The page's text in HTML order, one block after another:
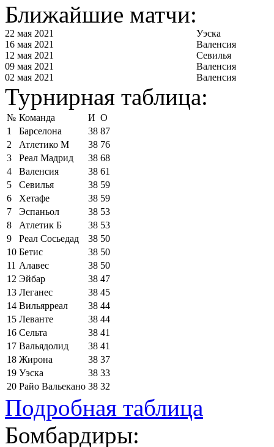
Ближайшие матчи:
22 мая 2021
Уэска
16 мая 2021
Валенсия
12 мая 2021
Севилья
09 мая 2021
Валенсия
02 мая 2021
Валенсия
Турнирная таблица:
№ Команда И О
1
Барселона 38 87
2
Атлетико М 38 76
3
Реал Мадрид 38 68
4
Валенсия 38 61
5
Севилья 38 59
6
Хетафе 38 59
7
Эспаньол 38 53
8
Атлетик Б 38 53
9
Реал Сосьедад 38 50
10 Бетис 38 50
11 Алавес 38 50
12 Эйбар 38 47
13 Леганес 38 45
14 Вильярреал 38 44
15 Леванте 38 44
16 Сельта 38 41
17 Вальядолид 38 41
18 Жирона 38 37
19 Уэска 38 33
20 Райо Вальекано 38 32
Подробная таблица
Бомбардиры: